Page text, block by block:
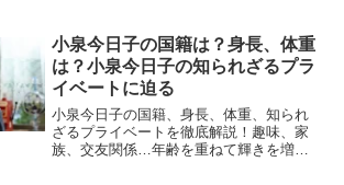
そして『王様に捧ぐ薬指』での主演ま
で、多彩なドラマで魅せる橋本環奈さん
の魅力を深掘り。最新作『天久鷹央の推
理カルテ』での天才診断医役にも注目！
彼女の輝かしいドラマキャリアを辿りま
す。
小泉今日子の国籍は？身長、体重
は？小泉今日子の知られざるプラ
イベートに迫る
小泉今日子の国籍、身長、体重、知られ
ざるプライベートを徹底解説！趣味、家
族、交友関係…年齢を重ねて輝きを増す